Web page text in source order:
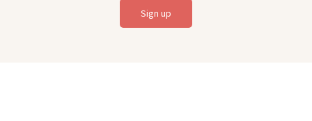
Sign up